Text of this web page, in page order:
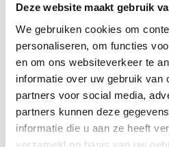
Deze website maakt gebruik
We gebruiken cookies om
personaliseren, om functies
en om ons websiteverkeer te
informatie over uw gebruik van
partners voor social media,
partners kunnen deze
informatie die u aan ze heeft
verzameld op basis van uw
kunstschaatsers
Exclusieve vrije
kunstschaatsers. Elke
vrijdagochtend.